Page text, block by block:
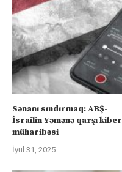
Sənanı sındırmaq: ABŞ-
İsrailin Yəmənə qarşı kiber
müharibəsi
İyul 31, 2025